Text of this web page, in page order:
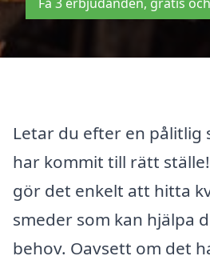
Letar du efter en pålitlig
har kommit till rätt
gör det enkelt att hitta
smeder som kan hjälpa
behov. Oavsett om det